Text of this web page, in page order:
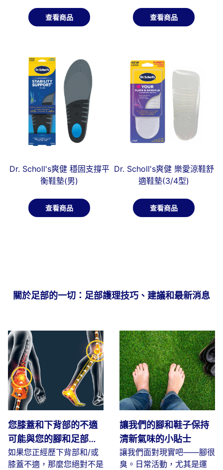
查看商品 查看商品
Dr. Scholl's爽健 穩固支撐平
衡鞋墊(男)
查看商品
Dr. Scholl's爽健 樂愛涼鞋舒
適鞋墊(3/4型)
查看商品
關於足部的一切：足部護理技巧、建議和最新消息
您膝蓋和下背部的不適
可能與您的腳和足部支
撐不良有關！
如果您正經歷下背部和/或
膝蓋不適，那麼您絕對不是
讓我們的腳和鞋子保持
清新氣味的小貼士
讓我們面對現實吧——腳很
臭。日常活動，尤其是運